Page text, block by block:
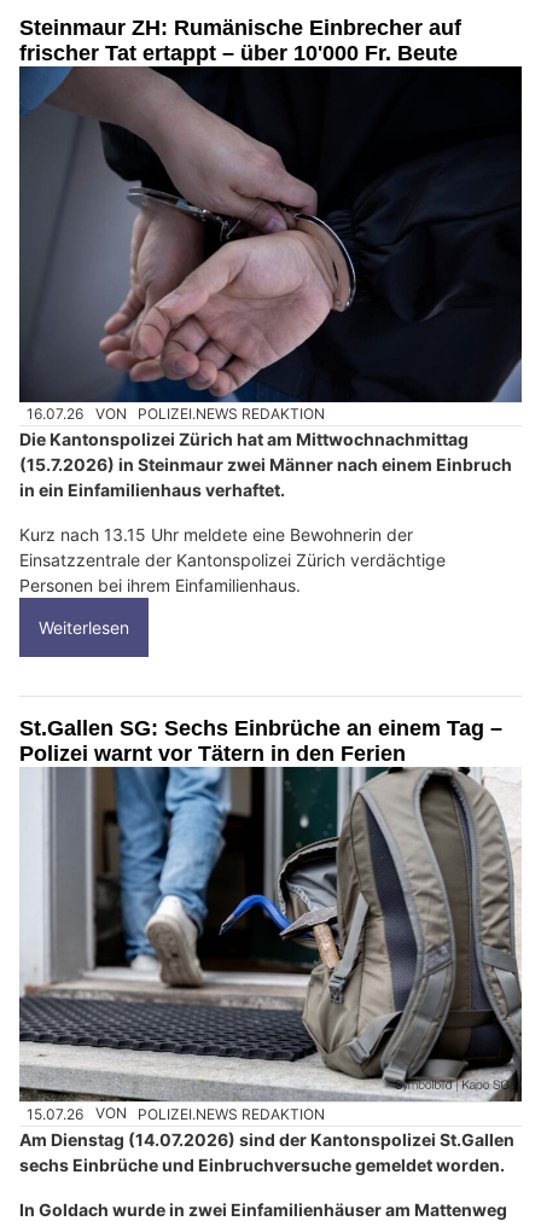
Steinmaur ZH: Rumänische Einbrecher auf
frischer Tat ertappt – über 10'000 Fr. Beute
16.07.26 VON POLIZEI.NEWS REDAKTION
Die Kantonspolizei Zürich hat am Mittwochnachmittag
(15.7.2026) in Steinmaur zwei Männer nach einem Einbruch
in ein Einfamilienhaus verhaftet.
Kurz nach 13.15 Uhr meldete eine Bewohnerin der
Einsatzzentrale der Kantonspolizei Zürich verdächtige
Personen bei ihrem Einfamilienhaus.
Weiterlesen
St.Gallen SG: Sechs Einbrüche an einem Tag –
Polizei warnt vor Tätern in den Ferien
15.07.26 VON POLIZEI.NEWS REDAKTION
Am Dienstag (14.07.2026) sind der Kantonspolizei St.Gallen
sechs Einbrüche und Einbruchversuche gemeldet worden.
In Goldach wurde in zwei Einfamilienhäuser am Mattenweg